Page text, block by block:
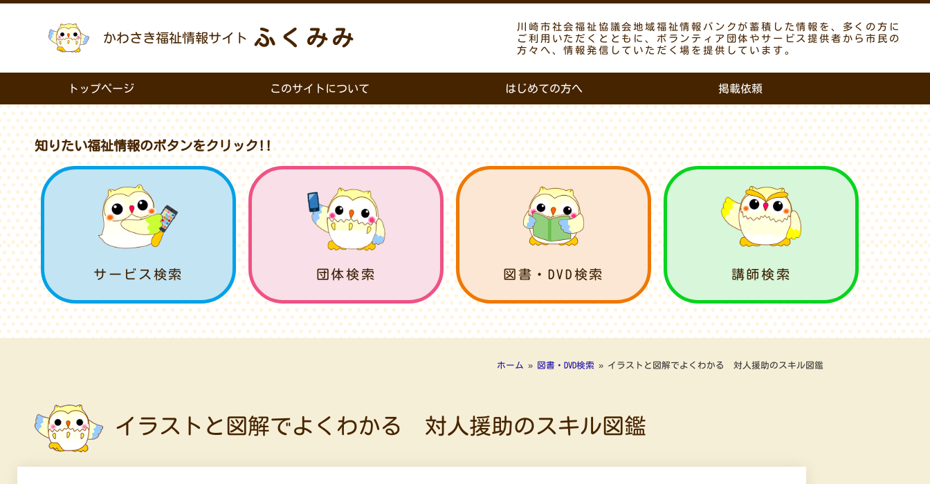
かわさき福祉情報サイト ふくみみ
川崎市社会福祉協議会地域福祉情報バンクが蓄積した情報を、多くの方に
ご利用いただくとともに、ボランティア団体やサービス提供者から市民の
方々へ、情報発信していただく場を提供しています。
トップページ このサイトについて はじめての方へ 掲載依頼
知りたい福祉情報のボタンをクリック!!
サービス検索 団体検索 図書・DVD検索 講師検索
ホーム » 図書・DVD検索 » イラストと図解でよくわかる 対人援助のスキル図鑑
イラストと図解でよくわかる 対人援助のスキル図鑑